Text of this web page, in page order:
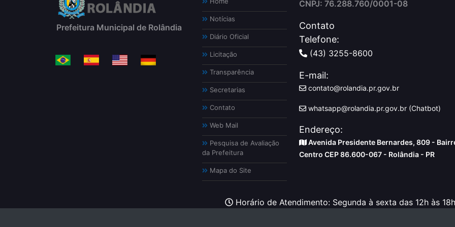
Prefeitura Municipal de Rolândia
Notícias
Diário Oficial
Licitação
Transparência
Secretarias
Contato
Web Mail
Pesquisa de Avaliação
da Prefeitura
Mapa do Site
CNPJ: 76.288.760/0001-08
Contato
Telefone:
(43) 3255-8600
E-mail:
contato@rolandia.pr.gov.br
whatsapp@rolandia.pr.gov.br (Chatbot)
Endereço:
Avenida Presidente Bernardes, 809 -
Centro CEP 86.600-067 - Rolândia - PR
Horário de Atendimento: Segunda à sexta das 12h às